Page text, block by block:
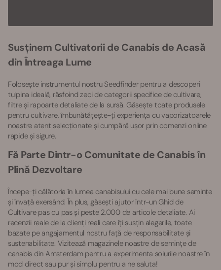
Susținem Cultivatorii de Canabis de Acasă
din Întreaga Lume
Folosește instrumentul nostru Seedfinder pentru a descoperi
tulpina ideală, răsfoind zeci de categorii specifice de cultivare,
filtre și rapoarte detaliate de la sursă. Găsește toate produsele
pentru cultivare, îmbunătățește-ți experiența cu vaporizatoarele
noastre atent selecționate și cumpără ușor prin comenzi online
rapide și sigure.
Fă Parte Dintr-o Comunitate de Canabis în
Plină Dezvoltare
Începe-ți călătoria în lumea canabisului cu cele mai bune semințe
și învață exersând. În plus, găsești ajutor într-un Ghid de
Cultivare pas cu pas și peste 2.000 de articole detaliate. Ai
recenzii reale de la clienți reali care îți susțin alegerile, toate
bazate pe angajamentul nostru față de responsabilitate și
sustenabilitate. Vizitează magazinele noastre de semințe de
canabis din Amsterdam pentru a experimenta soiurile noastre în
mod direct sau pur și simplu pentru a ne saluta!